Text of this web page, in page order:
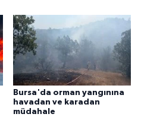
Bursa'da orman yangınına
havadan ve karadan
müdahale